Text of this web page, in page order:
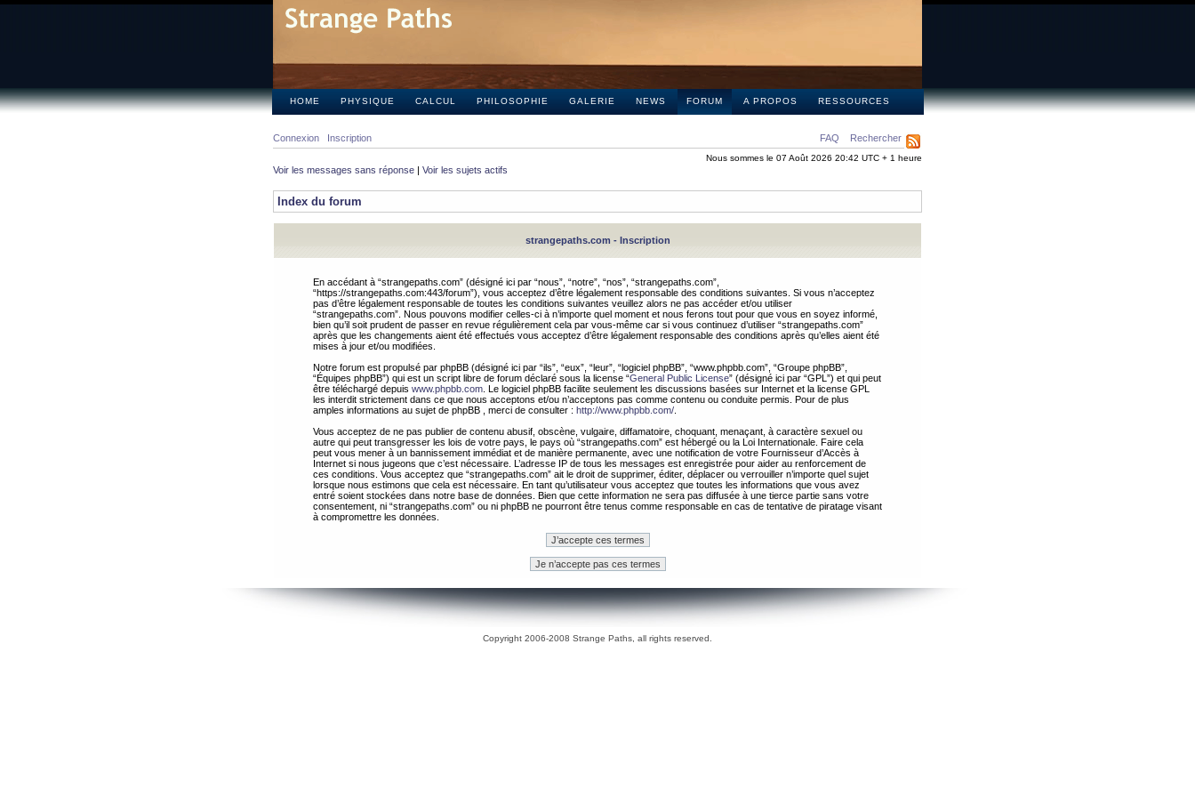
HOME PHYSIQUE CALCUL PHILOSOPHIE GALERIE NEWS FORUM A PROPOS RESSOURCES
FAQ Rechercher
Connexion Inscription
Nous sommes le 07 Août 2026 20:42 UTC + 1 heure
Voir les messages sans réponse | Voir les sujets actifs
Index du forum
strangepaths.com - Inscription
En accédant à “strangepaths.com” (désigné ici par “nous”, “notre”, “nos”, “strangepaths.com”,
“https://strangepaths.com:443/forum”), vous acceptez d’être légalement responsable des conditions suivantes. Si vous n’acceptez
pas d’être légalement responsable de toutes les conditions suivantes veuillez alors ne pas accéder et/ou utiliser
“strangepaths.com”. Nous pouvons modifier celles-ci à n’importe quel moment et nous ferons tout pour que vous en soyez informé,
bien qu’il soit prudent de passer en revue régulièrement cela par vous-même car si vous continuez d’utiliser “strangepaths.com”
après que les changements aient été effectués vous acceptez d’être légalement responsable des conditions après qu’elles aient été
mises à jour et/ou modifiées.
Notre forum est propulsé par phpBB (désigné ici par “ils”, “eux”, “leur”, “logiciel phpBB”, “www.phpbb.com”, “Groupe phpBB”,
“Équipes phpBB”) qui est un script libre de forum déclaré sous la license “General Public License” (désigné ici par “GPL”) et qui peut
être téléchargé depuis www.phpbb.com . Le logiciel phpBB facilite seulement les discussions basées sur Internet et la license GPL
les interdit strictement dans ce que nous acceptons et/ou n’acceptons pas comme contenu ou conduite permis. Pour de plus
amples informations au sujet de phpBB , merci de consulter : http://www.phpbb.com/
Vous acceptez de ne pas publier de contenu abusif, obscène, vulgaire, diffamatoire, choquant, menaçant, à caractère sexuel ou
autre qui peut transgresser les lois de votre pays, le pays où “strangepaths.com” est hébergé ou la Loi Internationale. Faire cela
peut vous mener à un bannissement immédiat et de manière permanente, avec une notification de votre Fournisseur d’Accès à
Internet si nous jugeons que c’est nécessaire. L’adresse IP de tous les messages est enregistrée pour aider au renforcement de
ces conditions. Vous acceptez que “strangepaths.com” ait le droit de supprimer, éditer, déplacer ou verrouiller n’importe quel sujet
lorsque nous estimons que cela est nécessaire. En tant qu’utilisateur vous acceptez que toutes les informations que vous avez
entré soient stockées dans notre base de données. Bien que cette information ne sera pas diffusée à une tierce partie sans votre
consentement, ni “strangepaths.com” ou ni phpBB ne pourront être tenus comme responsable en cas de tentative de piratage visant
à compromettre les données.
Copyright 2006-2008 Strange Paths, all rights reserved.